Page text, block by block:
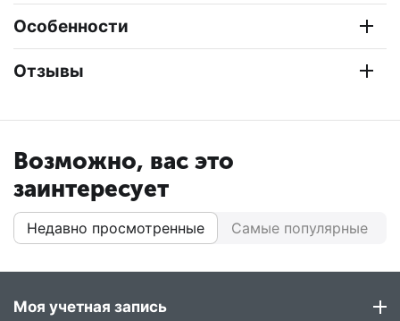
Особенности
Отзывы
Возможно, вас это
заинтересует
Недавно просмотренные Самые популярные
Моя учетная запись